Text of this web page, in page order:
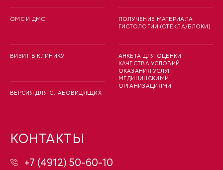
ОМС И ДМС
ВИЗИТ В КЛИНИКУ
ВЕРСИЯ ДЛЯ СЛАБОВИДЯЩИХ
ПОЛУЧЕНИЕ МАТЕРИАЛА
ГИСТОЛОГИИ (СТЕКЛА/БЛОКИ)
АНКЕТА ДЛЯ ОЦЕНКИ
КАЧЕСТВА УСЛОВИЙ
ОКАЗАНИЯ УСЛУГ
МЕДИЦИНСКИМИ
ОРГАНИЗАЦИЯМИ
КОНТАКТЫ
+7 (4912) 50-60-10